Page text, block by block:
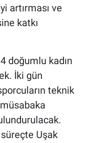
artırması ve
katkı
doğumlu kadın
İki gün
teknik
Uşak